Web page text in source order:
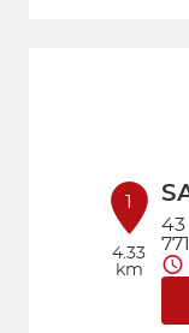
1
4.33
km
43